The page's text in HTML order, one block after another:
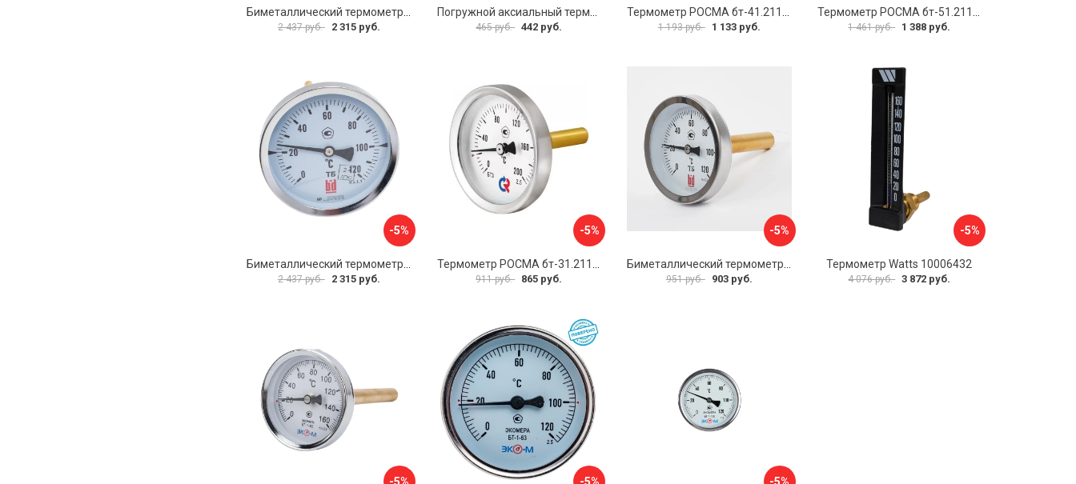
Биметаллический термометр BD ТБ 100Р/100 1161001001
2 437 руб. 2 315 руб.
Погружной аксиальный термометр Uni-Fitt 321D4232
465 руб. 442 руб.
Термометр РОСМА бт-41.211 D070-00936
1 193 руб. 1 133 руб.
Термометр РОСМА бт-51.211 D070-00940
1 461 руб. 1 388 руб.
-5%
2 437 руб. 2 315 руб.
-5%
911 руб. 865 руб.
-5%
951 руб. 903 руб.
-5%
Термометр Watts 10006432
4 076 руб. 3 872 руб.